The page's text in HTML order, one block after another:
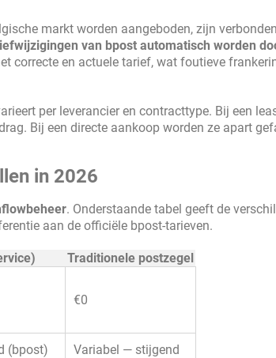
markt worden aangeboden, zijn
van bpost automatisch worden
correcte en actuele tarief, wat foutieve
per leverancier en contracttype. Bij een
Bij een directe aankoop worden ze apart
in 2026
. Onderstaande tabel geeft de
aan de officiële bpost-tarieven.
Traditionele postzegel
€0
(bpost)
Variabel — stijgend